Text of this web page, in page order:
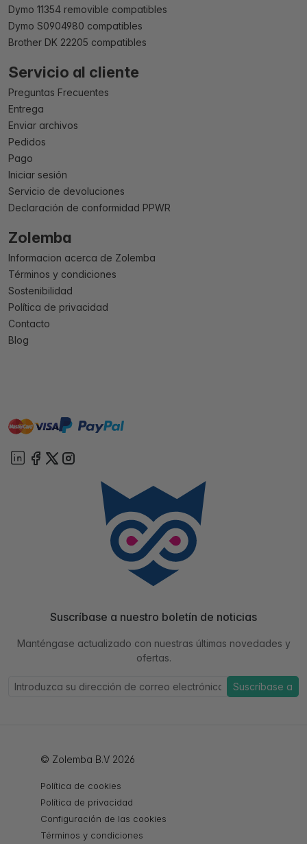
Dymo 11354 removible compatibles
Dymo S0904980 compatibles
Brother DK 22205 compatibles
Servicio al cliente
Preguntas Frecuentes
Entrega
Enviar archivos
Pedidos
Pago
Iniciar sesión
Servicio de devoluciones
Declaración de conformidad PPWR
Zolemba
Informacion acerca de Zolemba
Términos y condiciones
Sostenibilidad
Política de privacidad
Contacto
Blog
mastervisa paypal
Suscríbase a nuestro boletín de noticias
Manténgase actualizado con nuestras últimas novedades y
ofertas.
Suscríbase a
© Zolemba B.V 2026
Política de cookies
Política de privacidad
Configuración de las cookies
Términos y condiciones